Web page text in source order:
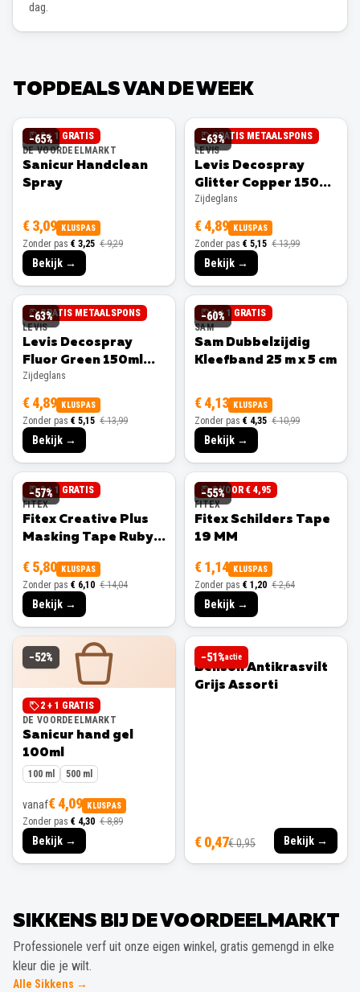
dag.
TOPDEALS VAN DE WEEK
−65%
2 + 1 GRATIS
DE VOORDEELMARKT
Sanicur Handclean
Spray
€ 3,09 KLUSPAS
Zonder pas € 3,25 € 9,29
Bekijk →
−63%
GRATIS METAALSPONS
LEVIS
Levis Decospray
Glitter Copper 150ml
Zijdeglans
Zijdeglans
€ 4,89 KLUSPAS
Zonder pas € 5,15 € 13,99
Bekijk →
−63%
GRATIS METAALSPONS
LEVIS
Levis Decospray
Fluor Green 150ml
Zijdeglans
Zijdeglans
€ 4,89 KLUSPAS
Zonder pas € 5,15 € 13,99
Bekijk →
−60%
1 + 1 GRATIS
SAM
Sam Dubbelzijdig
Kleefband 25 m x 5 cm
€ 4,13 KLUSPAS
Zonder pas € 4,35 € 10,99
Bekijk →
−57%
3 + 1 GRATIS
FITEX
Fitex Creative Plus
Masking Tape Ruby
€ 5,80 KLUSPAS
Zonder pas € 6,10 € 14,04
Bekijk →
−55%
3 VOOR € 4,95
FITEX
Fitex Schilders Tape
19 MM
€ 1,14 KLUSPAS
Zonder pas € 1,20 € 2,64
Bekijk →
−52%
2 + 1 GRATIS
DE VOORDEELMARKT
Sanicur hand gel
100ml
100 ml 500 ml
vanaf€ 4,09 KLUSPAS
Zonder pas € 4,30 € 8,89
Bekijk →
−51%actie
BENSON
Benson Antikrasvilt
Grijs Assorti
€ 0,47€ 0,95 Bekijk →
SIKKENS BIJ DE VOORDEELMARKT
Professionele verf uit onze eigen winkel, gratis gemengd in elke
kleur die je wilt.
Alle Sikkens →